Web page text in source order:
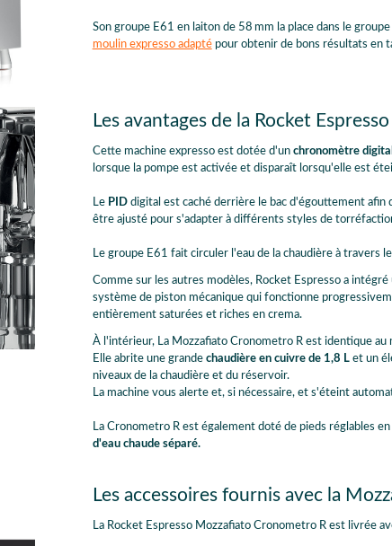
Son groupe E61 en laiton de 58 mm la place dans le
moulin expresso adaptépour obtenir de bons résultats en
Les avantages de la Rocket
Cette machine expresso est dotée d'un chronomètre digital
lorsque la pompe est activée et disparaît lorsqu'elle est
Le PID digital est caché derrière le bac d'égouttement
être ajusté pour s'adapter à différents styles de
Le groupe E61 fait circuler l'eau de la chaudière à travers
Comme sur les autres modèles, Rocket Espresso a intégré
système de piston mécanique qui fonctionne
entièrement saturées et riches en crema.
À l'intérieur, La Mozzafiato Cronometro R est identique
Elle abrite une grandechaudière en cuivre de 1,8 Let un
niveaux de la chaudière et du réservoir.
La machine vous alerte et, si nécessaire, et s'éteint
La Cronometro R est également doté de pieds réglables
d'eau chaude séparé.
Les accessoires fournis avec la
La Rocket Espresso Mozzafiato Cronometro R est livrée